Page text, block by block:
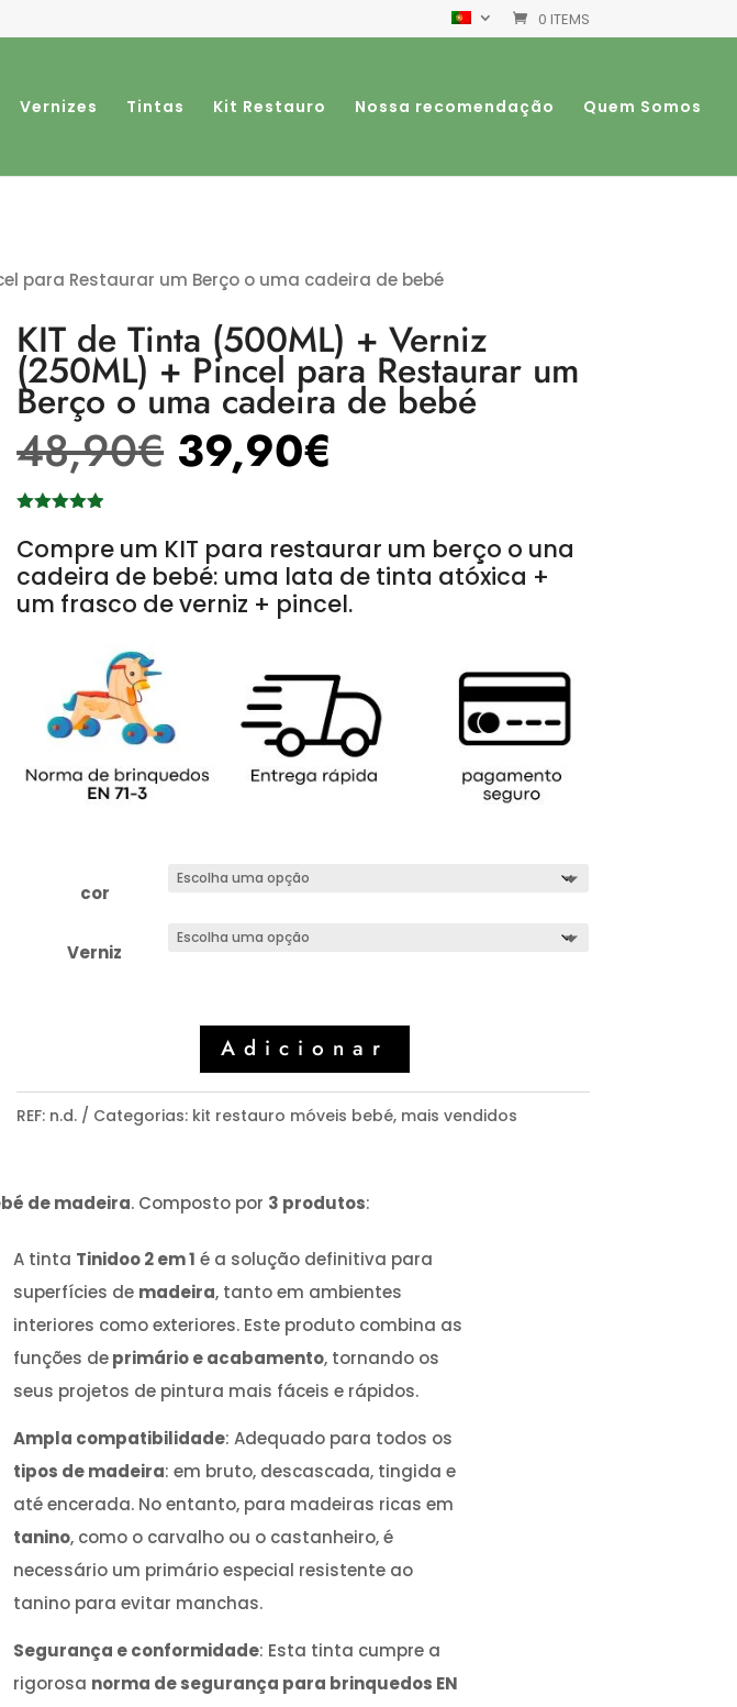
0 ITEMS
Vernizes Tintas Kit Restauro Nossa recomendação Quem Somos
para Restaurar um Berço o uma cadeira de bebé
KIT de Tinta (500ML) + Verniz
(250ML) + Pincel para Restaurar um
Berço o uma cadeira de bebé
48,90€ 39,90€
ado com
4.87em 5
com base
em
classifica
Compre um KIT para restaurar um berço o una
cadeira de bebé: uma lata de tinta atóxica +
um frasco de verniz + pincel.
cor
Verniz
Adicionar
REF: n.d. Categorias: kit restauro móveis bebé, mais vendidos
de madeira. Composto por 3 produtos:
A tinta Tinidoo 2 em 1 é a solução definitiva para
superfícies de madeira, tanto em ambientes
interiores como exteriores. Este produto combina as
funções deprimário e acabamento, tornando os
seus projetos de pintura mais fáceis e rápidos.
Ampla compatibilidade: Adequado para todos os
tipos de madeira: em bruto, descascada, tingida e
até encerada. No entanto, para madeiras ricas em
tanino, como o carvalho ou o castanheiro, é
necessário um primário especial resistente ao
tanino para evitar manchas.
Segurança e conformidade: Esta tinta cumpre a
rigorosa norma de segurança para brinquedos EN